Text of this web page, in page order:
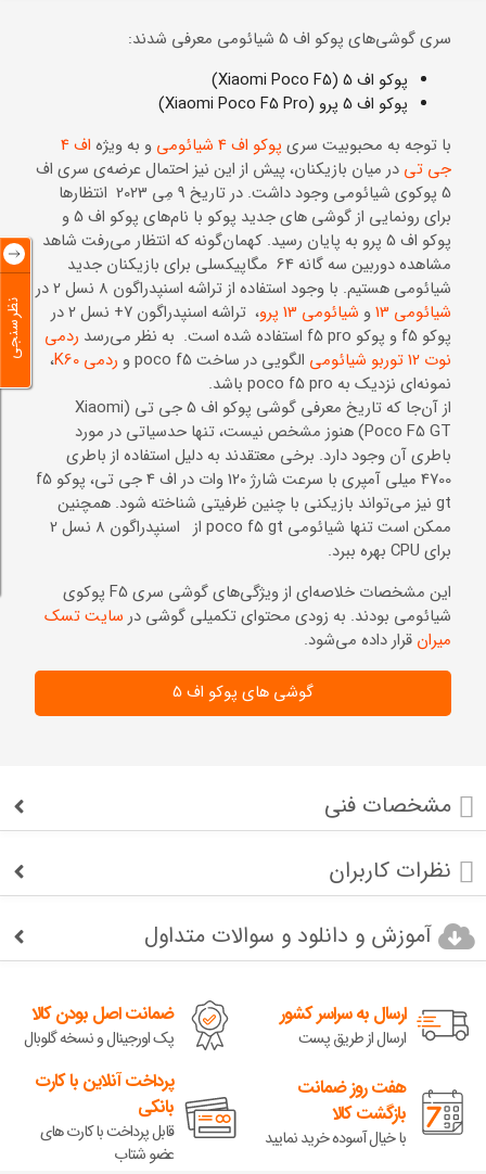
سری گوشی‌های پوکو اف 5 شیائومی معرفی شدند:
پوکو اف 5 (Xiaomi Poco F5)
پوکو اف 5 پرو (Xiaomi Poco F5 Pro)
با توجه به محبوبیت سری پوکو اف 4 شیائومی و به ویژه
اف 4
جی تی در میان بازیکنان، پیش از این نیز احتمال عرضه‌ی سری اف
5 پوکوی شیائومی وجود داشت. در تاریخ 9 مِی 2023 انتظارها
برای رونمایی از گوشی های جدید پوکو با نام‌های پوکو اف 5 و
پوکو اف 5 پرو به پایان رسید. کهمان‌گونه که انتظار می‌رفت شاهد
مشاهده دوربین سه گانه 64 مگاپیکسلی برای بازیکنان جدید
شیائومی هستیم. با وجود استفاده از تراشه اسنپدراگون 8 نسل 2 در
شیائومی 13
و شیائومی 13 پرو
، تراشه اسنپدراگون 7+ نسل 2 در
پوکو f5 و پوکو f5 pro استفاده شده است. به نظر می‌رسد
ردمی
نوت 12 توربو شیائومی
الگویی در ساخت poco f5 و ردمی K60
،
نمونه‌ای نزدیک به poco f5 pro باشد.
از آن‌جا که تاریخ معرفی گوشی پوکو اف 5 جی تی (Xiaomi
Poco F5 GT) هنوز مشخص نیست، تنها حدسیاتی در مورد
باطری آن‌ وجود دارد. برخی معتقدند به دلیل استفاده از باطری
4700 میلی آمپری با سرعت شارژ 120 وات در اف 4 جی تی، پوکو f5
gt نیز می‌تواند بازیکنی با چنین ظرفیتی شناخته شود. همچنین
ممکن است تنها شیائومی poco f5 gt از اسنپدراگون 8 نسل 2
برای CPU بهره ببرد.
این مشخصات خلاصه‌ای از ویژگی‌های گوشی سری F5 پوکوی
شیائومی بودند. به زودی محتوای تکمیلی گوشی در سایت تسک
میران قرار داده می‌شود.
گوشی های پوکو اف 5
مشخصات فنی
نظرات کاربران
آموزش و دانلود و سوالات متداول
ارسال به سراسر کشور
ارسال از طریق پست
ضمانت اصل بودن کالا
پک اورجینال و نسخه گلوبال
هفت روز ضمانت
بازگشت کالا
با خیال آسوده خرید نمایید
پرداخت آنلاین با کارت
بانکی
قابل پرداخت با کارت های
عضو شتاب
نظرسنجی